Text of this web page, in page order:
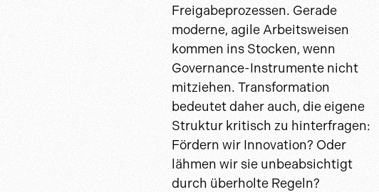
Freigabeprozessen. Gerade
moderne, agile Arbeitsweisen
kommen ins Stocken, wenn
Governance-Instrumente nicht
mitziehen. Transformation
bedeutet daher auch, die eigene
Struktur kritisch zu hinterfragen:
Fördern wir Innovation? Oder
lähmen wir sie unbeabsichtigt
durch überholte Regeln?